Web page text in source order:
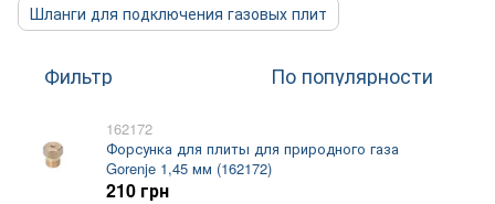
Шланги для подключения газовых плит
Фильтр По популярности
162172
Форсунка для плиты для природного газа
Gorenje 1,45 мм (162172)
210 грн